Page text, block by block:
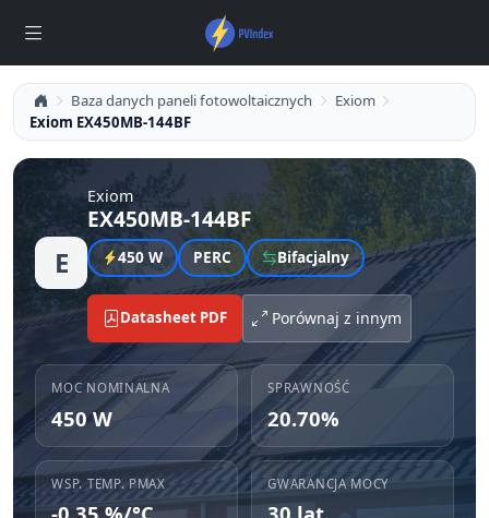
Baza danych paneli fotowoltaicznych
Exiom
Exiom EX450MB-144BF
E
Exiom
EX450MB-144BF
450 W PERC Bifacjalny
Datasheet PDF Porównaj z innym
MOC NOMINALNA
450 W
SPRAWNOŚĆ
20.70%
WSP. TEMP. PMAX GWARANCJA MOCY